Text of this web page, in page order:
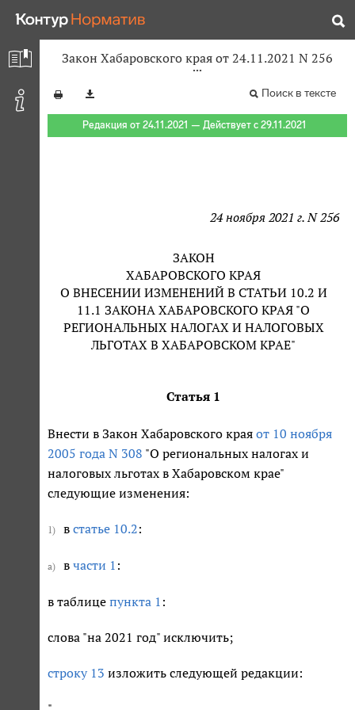
Закон Хабаровского края от 24.11.2021 N 256
Поиск в тексте
Редакция от 24.11.2021 — Действует с 29.11.2021
24 ноября 2021 г. N 256
ЗАКОН
ХАБАРОВСКОГО КРАЯ
О ВНЕСЕНИИ ИЗМЕНЕНИЙ В СТАТЬИ 10.2 И
11.1 ЗАКОНА ХАБАРОВСКОГО КРАЯ "О
РЕГИОНАЛЬНЫХ НАЛОГАХ И НАЛОГОВЫХ
ЛЬГОТАХ В ХАБАРОВСКОМ КРАЕ"
Статья 1
Внести в Закон Хабаровского края от 10 ноября
2005 года N 308 "О региональных налогах и
налоговых льготах в Хабаровском крае"
следующие изменения:
1) в статье 10.2:
а) в части 1 :
в таблице пункта 1 :
слова "на 2021 год" исключить;
строку 13 изложить следующей редакции: